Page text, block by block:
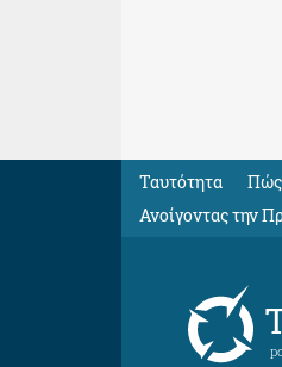
Ταυτότητα Πώς
Ανοίγοντας την